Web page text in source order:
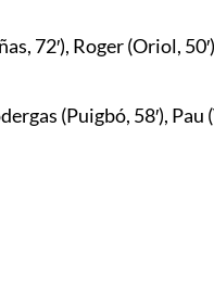
72′), Roger (Oriol,
(Puigbó, 58′), Pau